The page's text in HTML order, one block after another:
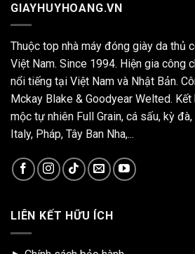
GIAYHUYHOANG.VN
Thuộc top nhà máy đóng giày da thủ
Việt Nam. Since 1994. Hiện gia công
nổi tiếng tại Việt Nam và Nhật Bản.
Mckay Blake & Goodyear Welted.
mộc tự nhiên Full Grain, cá sấu, kỳ
Italy, Pháp, Tây Ban Nha,...
LIÊN KẾT HỮU ÍCH